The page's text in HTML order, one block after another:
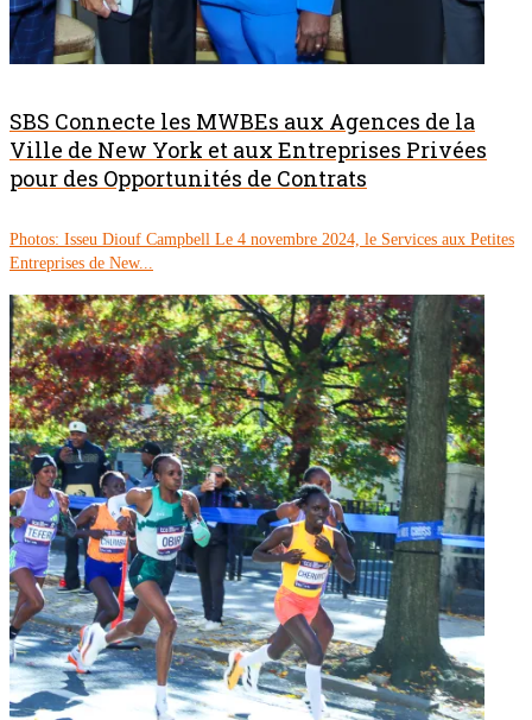
SBS Connecte les MWBEs aux Agences de la
Ville de New York et aux Entreprises Privées
pour des Opportunités de Contrats
Photos: Isseu Diouf Campbell Le 4 novembre 2024, le Services aux Petites
Entreprises de New...